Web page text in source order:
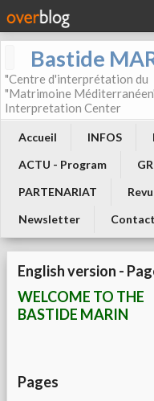
Bastide
"Centre d'interprétation du
"Matrimoine
Interpretation Center
Accueil INFOS
ACTU - Program
PARTENARIAT
Newsletter
Contact
English version -
WELCOME TO THE
BASTIDE MARIN
Pages